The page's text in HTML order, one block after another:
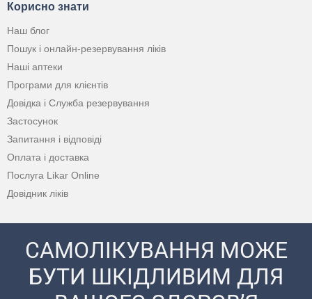
Корисно знати
Наш блог
Пошук і онлайн-резервування ліків
Наші аптеки
Програми для клієнтів
Довідка і Служба резервування
Застосунок
Запитання і відповіді
Оплата і доставка
Послуга Likar Online
Довідник ліків
САМОЛІКУВАННЯ МОЖЕ
БУТИ ШКІДЛИВИМ ДЛЯ